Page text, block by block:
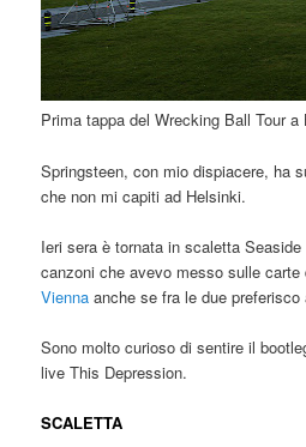
Prima tappa del Wrecking Ball Tour a
Springsteen, con mio dispiacere, ha
che non mi capiti ad Helsinki.
Ieri sera è tornata in scaletta
canzoni che avevo messo sulle carte
Vienna anche se fra le due
Sono molto curioso di sentire il
live This Depression.
SCALETTA